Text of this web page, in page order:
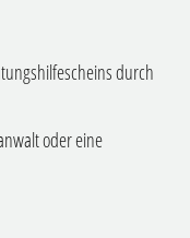
durch
oder eine